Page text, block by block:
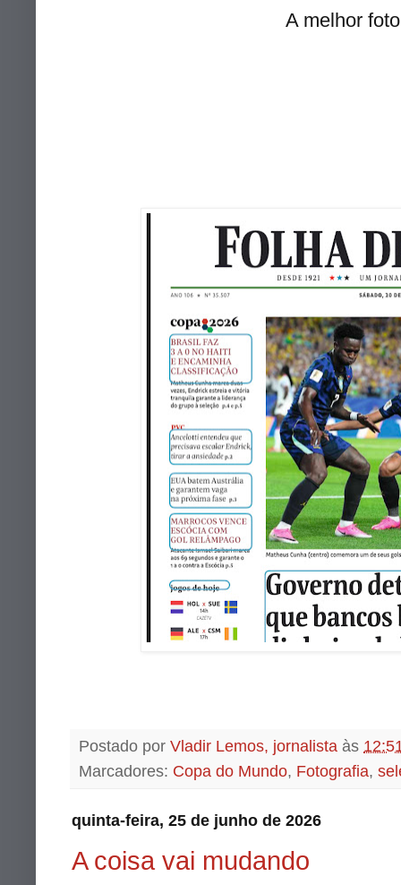
A melhor foto que vi da
Postado por Vladir Lemos, jornalista às
Marcadores: Copa do Mundo, Fotografia,
quinta-feira, 25 de junho de 2026
A coisa vai mudando